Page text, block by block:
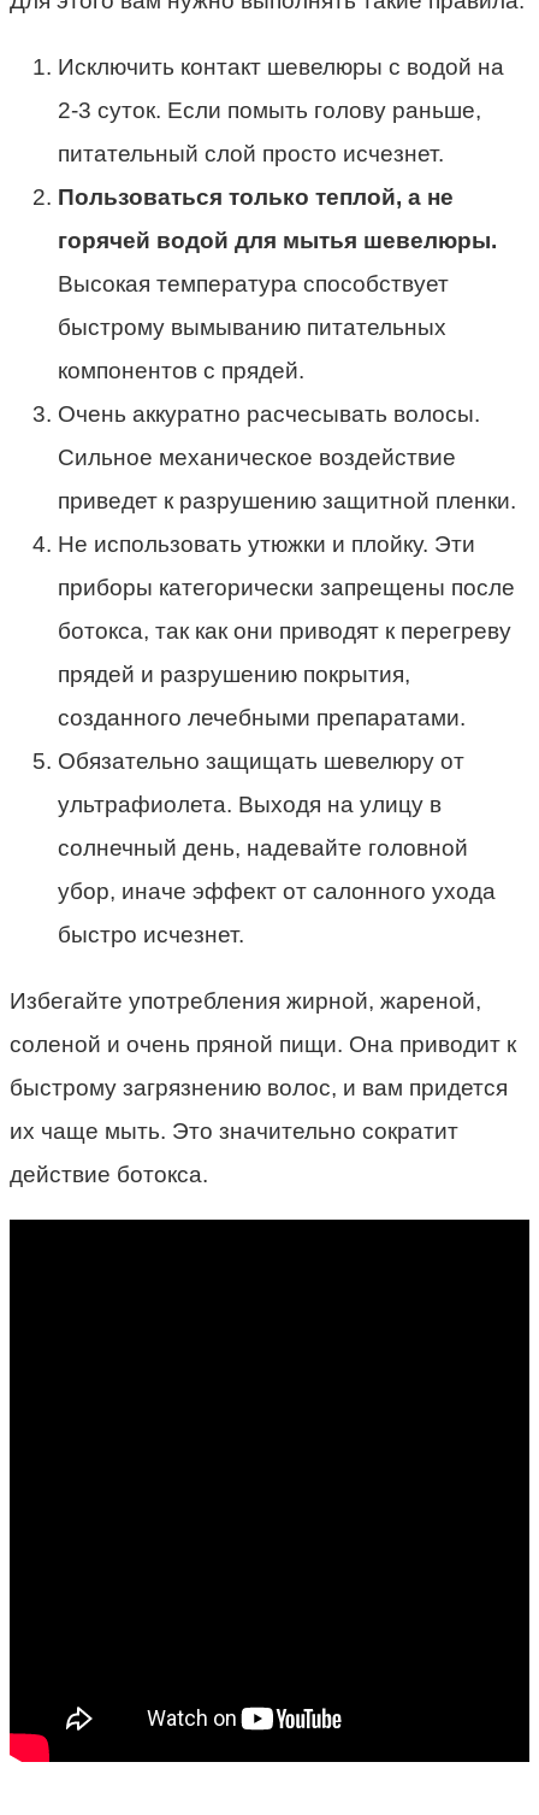
Исключить контакт шевелюры с водой на
2-3 суток. Если помыть голову раньше,
питательный слой просто исчезнет.
Пользоваться только теплой, а не
горячей водой для мытья шевелюры.
Высокая температура способствует
быстрому вымыванию питательных
компонентов с прядей.
Очень аккуратно расчесывать волосы.
Сильное механическое воздействие
приведет к разрушению защитной пленки.
Не использовать утюжки и плойку. Эти
приборы категорически запрещены после
ботокса, так как они приводят к перегреву
прядей и разрушению покрытия,
созданного лечебными препаратами.
Обязательно защищать шевелюру от
ультрафиолета. Выходя на улицу в
солнечный день, надевайте головной
убор, иначе эффект от салонного ухода
быстро исчезнет.
Избегайте употребления жирной, жареной,
соленой и очень пряной пищи. Она приводит к
быстрому загрязнению волос, и вам придется
их чаще мыть. Это значительно сократит
действие ботокса.